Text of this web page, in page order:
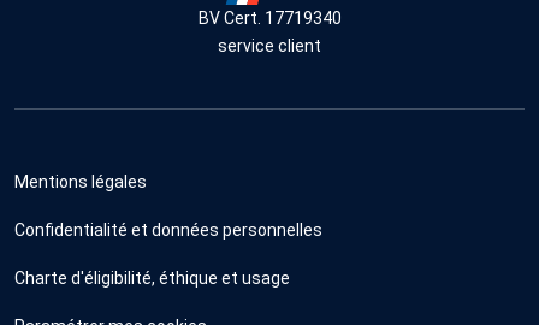
BV Cert. 17719340
service client
Mentions légales
Confidentialité et données personnelles
Charte d'éligibilité, éthique et usage